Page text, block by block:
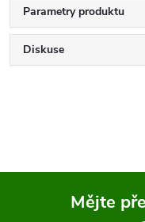
Parametry produktu
Diskuse
Mějte